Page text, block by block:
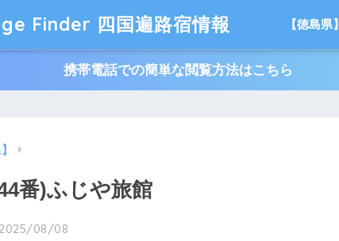
Finder 四国遍路宿情報 【徳島県】
携帯電話での簡単な閲覧方法はこちら
番)ふじや旅館
08/08